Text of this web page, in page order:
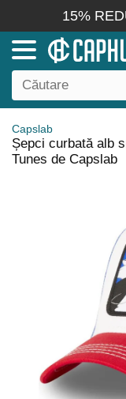
15%
Capslab
Șepci curbată alb
Tunes de Capslab